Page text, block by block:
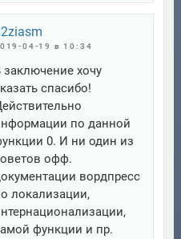
04-19 в 10:34
заключение хочу
спасибо!
по данной
0. И ни один из
офф.
вордпресс
локализации,
функции и пр.